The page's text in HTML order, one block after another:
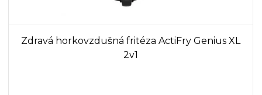
Zdravá horkovzdušná fritéza ActiFry Genius XL
2v1